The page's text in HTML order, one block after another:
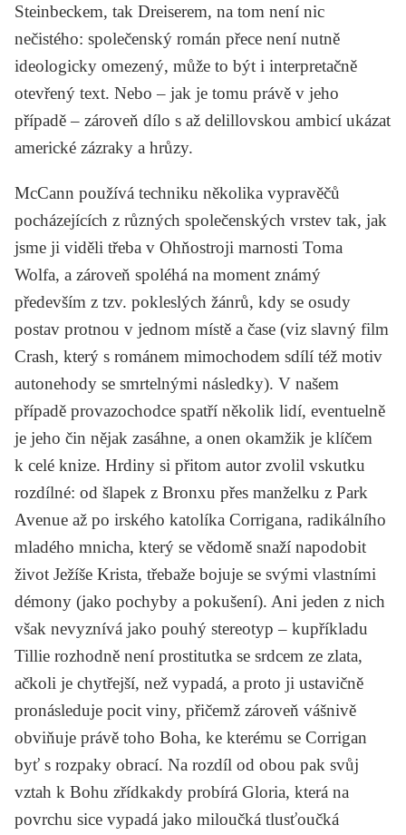
Steinbeckem, tak Dreiserem, na tom není nic
nečistého: společenský román přece není nutně
ideologicky omezený, může to být i interpretačně
otevřený text. Nebo – jak je tomu právě v jeho
případě – zároveň dílo s až delillovskou ambicí ukázat
americké zázraky a hrůzy.
McCann používá techniku několika vypravěčů
pocházejících z různých společenských vrstev tak, jak
jsme ji viděli třeba v Ohňostroji marnosti Toma
Wolfa, a zároveň spoléhá na moment známý
především z tzv. pokleslých žánrů, kdy se osudy
postav protnou v jednom místě a čase (viz slavný film
Crash, který s románem mimochodem sdílí též motiv
autonehody se smrtelnými následky). V našem
případě provazochodce spatří několik lidí, eventuelně
je jeho čin nějak zasáhne, a onen okamžik je klíčem
k celé knize. Hrdiny si přitom autor zvolil vskutku
rozdílné: od šlapek z Bronxu přes manželku z Park
Avenue až po irského katolíka Corrigana, radikálního
mladého mnicha, který se vědomě snaží napodobit
život Ježíše Krista, třebaže bojuje se svými vlastními
démony (jako pochyby a pokušení). Ani jeden z nich
však nevyznívá jako pouhý stereotyp – kupříkladu
Tillie rozhodně není prostitutka se srdcem ze zlata,
ačkoli je chytřejší, než vypadá, a proto ji ustavičně
pronásleduje pocit viny, přičemž zároveň vášnivě
obviňuje právě toho Boha, ke kterému se Corrigan
byť s rozpaky obrací. Na rozdíl od obou pak svůj
vztah k Bohu zřídkakdy probírá Gloria, která na
povrchu sice vypadá jako miloučká tlusťoučká